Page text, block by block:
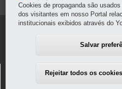
Navegação
PCPR - POLÍCIA
Cookies de propaganda são
dos visitantes em nosso Portal
institucionais exibidos através do
Salvar
Rejeitar todos os